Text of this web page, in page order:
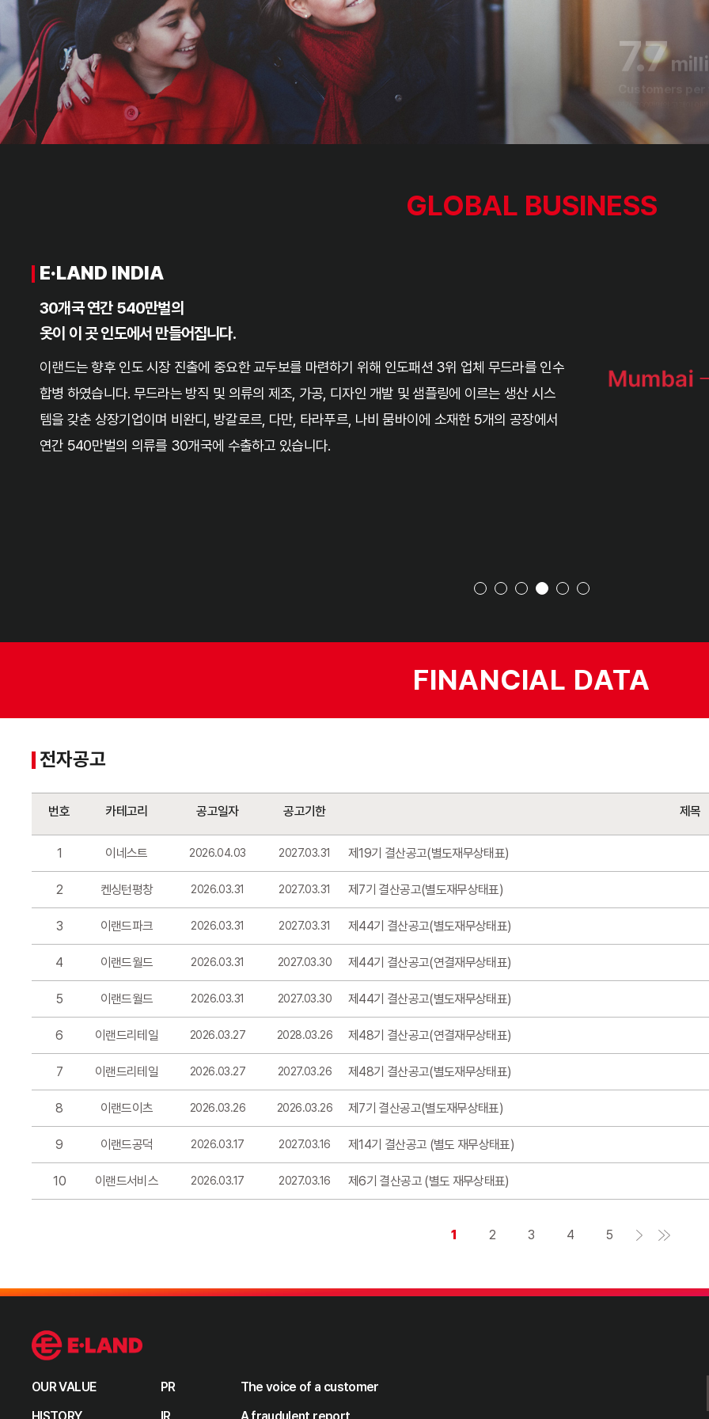
16
7.7
Customers per
Commercial
전 세계 7,426개 매장에서
Global
다양한 가치를 제공하는 122
Operating in
전 세계 16개국에서 이랜드
7.7
21
Global
이랜드는 2,103만명의 소중한
다양한 가치를 제공하는
GLOBAL BUSINESS
E·LAND VIETNAM
베트남 국영기업 탕콤을 시작으로
‘존경받는 기업’으로 향합니다.
이랜드 베트남 지사는 한국 본사의 비전을 성취하려는 사업 목표의 한단계로서 1994년 베트남에 생
산 법인 형태로 첫 행보를 시작하였으며, 현재는 호치민 시내 2곳에 각각 1000명 규모의 생산 공장을
운영 중입니다. 특히, 2009년에는 이랜드 싱가폴을 통해 국영 기업 탕콤을 인수하여 보다 적극적인 베
트남 시장 개척을 시작하였습니다. 탕콤은 원사부터 의류까지 일괄생산이 가능한 수직 계열화 된 업체
financial data
FINANCIAL DATA
전자공고
번호 카테고리 공고일자 공고기한 제목
1 이네스트 2026.04.03 2027.03.31 제19기 결산공고(별도재무상태표)
2 켄싱턴평창 2026.03.31 2027.03.31 제7기 결산공고(별도재무상태표)
3 이랜드파크 2026.03.31 2027.03.31 제44기 결산공고(별도재무상태표)
4 이랜드월드 2026.03.31 2027.03.30 제44기 결산공고(연결재무상태표)
5 이랜드월드 2026.03.31 2027.03.30 제44기 결산공고(별도재무상태표)
6 이랜드리테일 2026.03.27 2028.03.26 제48기 결산공고(연결재무상태표)
7 이랜드리테일 2026.03.27 2027.03.26 제48기 결산공고(별도재무상태표)
8 이랜드이츠 2026.03.26 2026.03.26 제7기 결산공고(별도재무상태표)
9 이랜드공덕 2026.03.17 2027.03.16 제14기 결산공고 (별도 재무상태표)
10 이랜드서비스 2026.03.17 2027.03.16 제6기 결산공고 (별도 재무상태표)
1 2 3 4 5
OUR VALUE
PR
The voice of a customer